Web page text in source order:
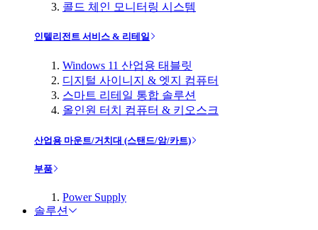
콜드 체인 모니터링 시스템
인텔리전트 서비스 & 리테일
Windows 11 산업용 태블릿
디지털 사이니지 & 엣지 컴퓨터
스마트 리테일 통합 솔루션
올인원 터치 컴퓨터 & 키오스크
산업용 마운트/거치대 (스탠드/암/카트)
부품
Power Supply
솔루션